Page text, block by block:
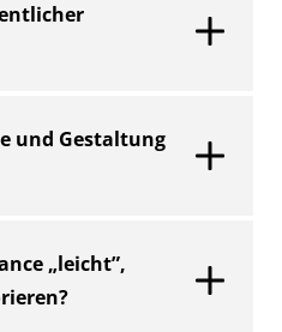
einem festen
Fälle. So bleibt
verbindlich.
macht auch ein
Sinn, weil
Frequenz ist die
sollte mit einer
und Gestaltung
in einer
So sprechen
„leicht”,